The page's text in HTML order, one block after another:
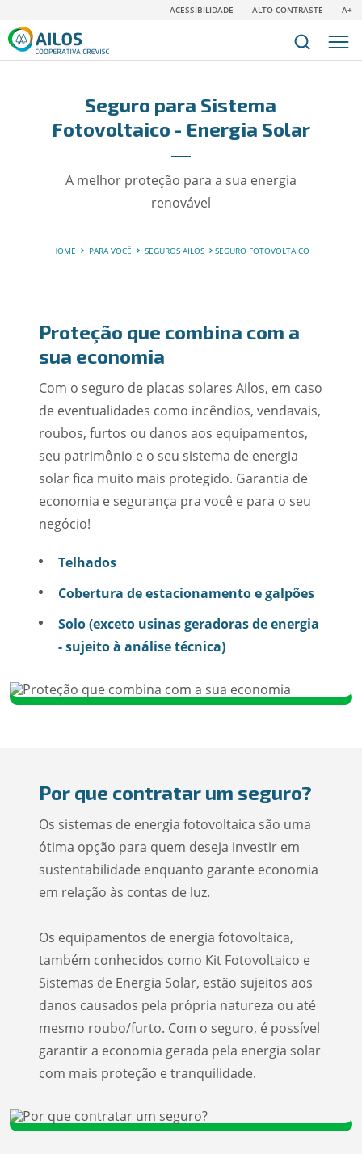
ACESSIBILIDADE ALTO CONTRASTE A+
Seguro para Sistema
Fotovoltaico - Energia Solar
A melhor proteção para a sua energia
renovável
HOME PARA VOCÊ SEGUROS AILOS SEGURO FOTOVOLTAICO
Proteção que combina com a
sua economia
Com o seguro de placas solares Ailos, em caso
de eventualidades como incêndios, vendavais,
roubos, furtos ou danos aos equipamentos,
seu patrimônio e o seu sistema de energia
solar fica muito mais protegido. Garantia de
economia e segurança pra você e para o seu
negócio!
Telhados
Cobertura de estacionamento e galpões
Solo (exceto usinas geradoras de energia
- sujeito à análise técnica)
Por que contratar um seguro?
Os sistemas de energia fotovoltaica são uma
ótima opção para quem deseja investir em
sustentabilidade enquanto garante economia
em relação às contas de luz.
Os equipamentos de energia fotovoltaica,
também conhecidos como Kit Fotovoltaico e
Sistemas de Energia Solar, estão sujeitos aos
danos causados pela própria natureza ou até
mesmo roubo/furto. Com o seguro, é possível
garantir a economia gerada pela energia solar
com mais proteção e tranquilidade.